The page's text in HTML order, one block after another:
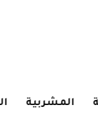
المشربية